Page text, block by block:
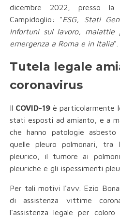
dicembre 2022, presso
Campidoglio: "ESG, Stati
Infortuni sul lavoro, malattie
emergenza a Roma e in Italia".
Tutela legale
coronavirus
Il COVID-19 è particolarmente
stati esposti ad amianto, e a
che hanno patologie
quelle pleuro polmonari, tra
pleurico, il tumore ai
pleuriche e gli ispessimenti
Per tali motivi l'avv. Ezio
di assistenza vittime
l'assistenza legale per